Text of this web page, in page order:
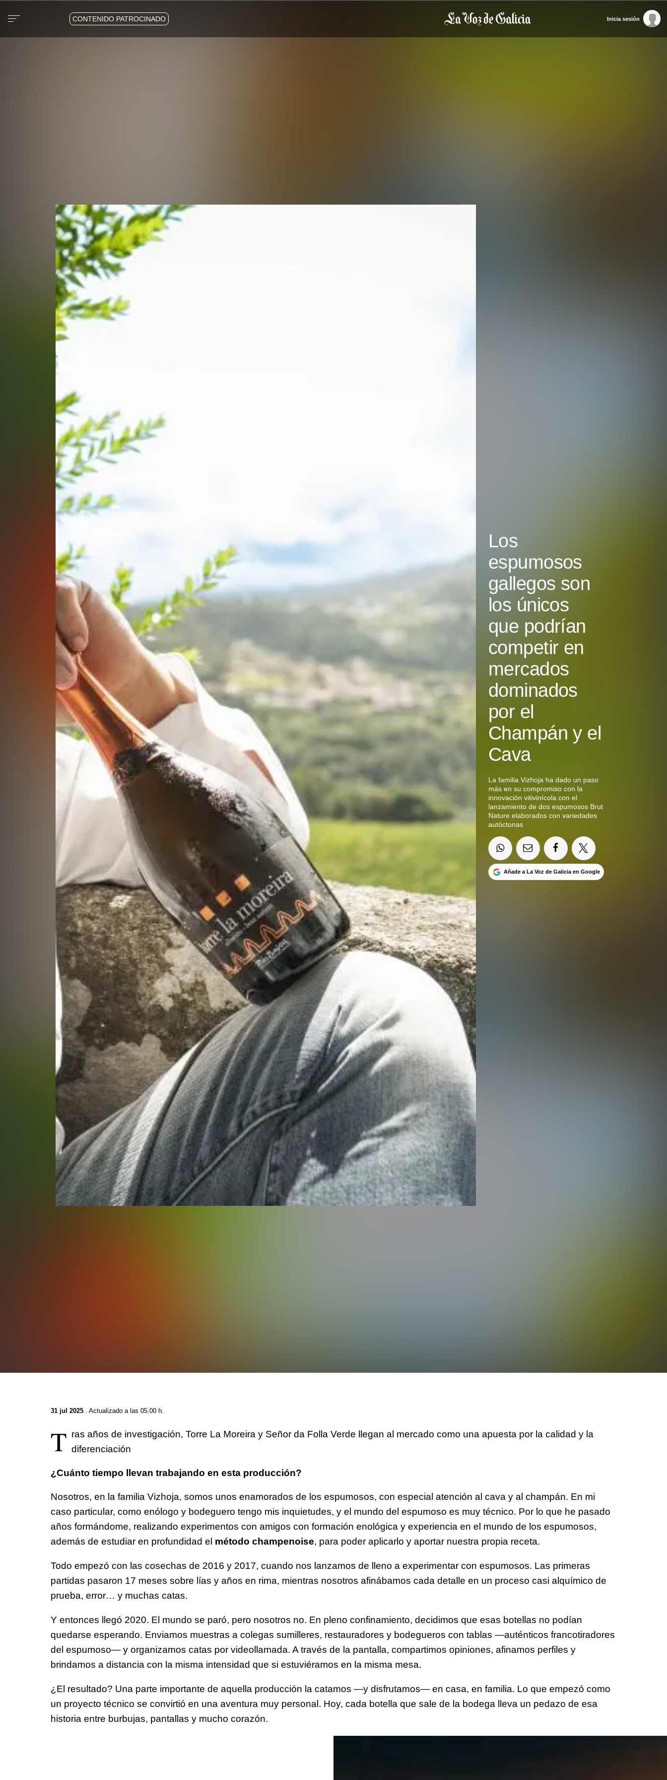
CONTENIDO PATROCINADO Inicia sesión
Los
espumosos
gallegos son
los únicos
que podrían
competir en
mercados
dominados
por el
Champán y el
Cava
La familia Vizhoja ha dado un paso
más en su compromiso con la
innovación vitivinícola con el
lanzamiento de dos espumosos Brut
Nature elaborados con variedades
autóctonas
Añade a La Voz de Galicia en Google
31 jul 2025 . Actualizado a las 05:00 h.
T ras años de investigación, Torre La Moreira y Señor da Folla Verde llegan al mercado como una apuesta por la calidad y la
diferenciación
¿Cuánto tiempo llevan trabajando en esta producción?
Nosotros, en la familia Vizhoja, somos unos enamorados de los espumosos, con especial atención al cava y al champán. En mi
caso particular, como enólogo y bodeguero tengo mis inquietudes, y el mundo del espumoso es muy técnico. Por lo que he pasado
años formándome, realizando experimentos con amigos con formación enológica y experiencia en el mundo de los espumosos,
además de estudiar en profundidad el método champenoise, para poder aplicarlo y aportar nuestra propia receta.
Todo empezó con las cosechas de 2016 y 2017, cuando nos lanzamos de lleno a experimentar con espumosos. Las primeras
partidas pasaron 17 meses sobre lías y años en rima, mientras nosotros afinábamos cada detalle en un proceso casi alquímico de
prueba, error… y muchas catas.
Y entonces llegó 2020. El mundo se paró, pero nosotros no. En pleno confinamiento, decidimos que esas botellas no podían
quedarse esperando. Enviamos muestras a colegas sumilleres, restauradores y bodegueros con tablas —auténticos francotiradores
del espumoso— y organizamos catas por videollamada. A través de la pantalla, compartimos opiniones, afinamos perfiles y
brindamos a distancia con la misma intensidad que si estuviéramos en la misma mesa.
¿El resultado? Una parte importante de aquella producción la catamos —y disfrutamos— en casa, en familia. Lo que empezó como
un proyecto técnico se convirtió en una aventura muy personal. Hoy, cada botella que sale de la bodega lleva un pedazo de esa
historia entre burbujas, pantallas y mucho corazón.